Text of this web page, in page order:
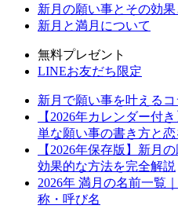
新月の願い事とその効果
新月と満月について
無料プレゼント
LINEお友だち限定
新月で願い事を叶えるコ
【2026年カレンダー付
単な願い事の書き方と
【2026年保存版】新月
効果的な方法を完全解説
2026年 満月の名前一覧
称・呼び名